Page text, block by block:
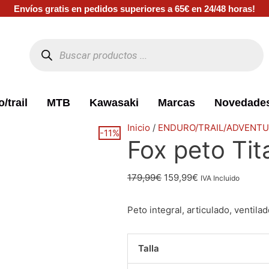
Envíos gratis en pedidos superiores a 65€ en 24/48 horas!
productos
trail MTB Kawasaki Marcas
-11% Inicio / ENDURO/TRAIL/
Fox peto
179,99€
El
precio
original
era:
159,99€
El
precio
actual
es:
IVA Incluido
Peto integral, articulado,
Talla
Fox
peto
Titan
Sport
cantidad
precio
El
precio
actual
es:
precio
El
precio
actual
es:
precio
El
precio
actual